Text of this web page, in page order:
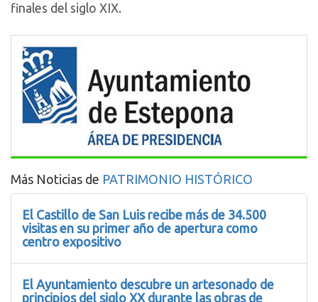
finales del siglo XIX.
Más Noticias de PATRIMONIO HISTÓRICO
El Castillo de San Luis recibe más de 34.500
visitas en su primer año de apertura como
centro expositivo
El Ayuntamiento descubre un artesonado de
principios del siglo XX durante las obras de